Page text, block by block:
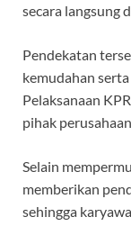
secara langsung
Pendekatan
kemudahan
Pelaksanaan
pihak
Selain
memberikan
sehingga